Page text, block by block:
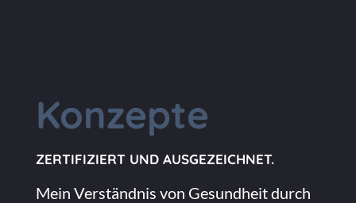
Konzepte
ZERTIFIZIERT UND AUSGEZEICHNET.
Mein Verständnis von Gesundheit durch